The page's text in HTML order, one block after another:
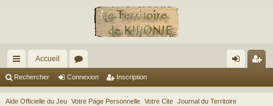
ac
co
Accueil
or
u ne cri
Rechercher Connexion Inscription
Aide Officielle du Jeu Votre Page Personnelle Votre Cite Journal du Territoire